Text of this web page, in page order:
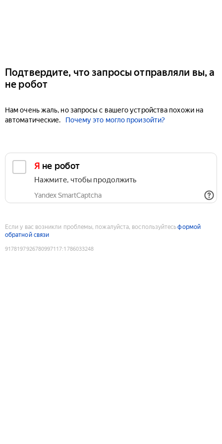
Подтвердите, что запросы отправляли вы, а
не робот
Нам очень жаль, но запросы с вашего устройства похожи на
автоматические.
Почему это могло произойти?
Я не робот
Нажмите, чтобы продолжить
Yandex SmartCaptcha
Если у вас возникли проблемы, пожалуйста, воспользуйтесьформой
обратной связи
9178197926780997117:1786033248